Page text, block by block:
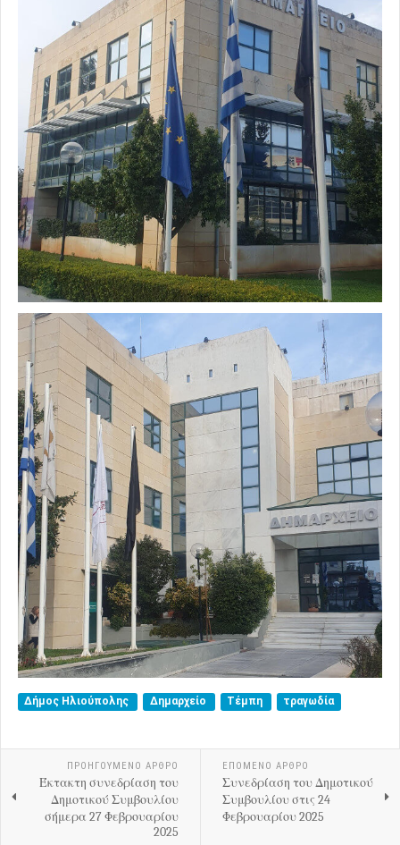
Δήμος Ηλιούπολης Δημαρχείο Τέμπη τραγωδία
ΠΡΟΗΓΟΎΜΕΝΟ ΑΡΘΡΟ
Έκτακτη συνεδρίαση του
Δημοτικού Συμβουλίου
σήμερα 27 Φεβρουαρίου
2025
ΕΠΟΜΕΝΟ ΑΡΘΡΟ
Συνεδρίαση του Δημοτικού
Συμβουλίου στις 24
Φεβρουαρίου 2025